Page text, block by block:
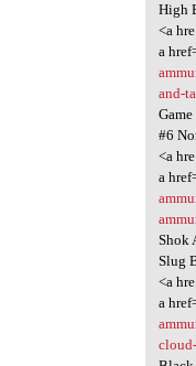
High
<a hre
a
and-
#6
<a hre
a
Shok
Slug
<a hre
a